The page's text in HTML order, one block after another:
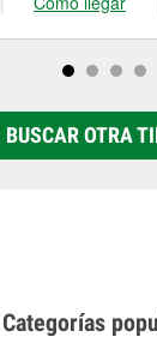
BUSCAR OTRA
Categorías